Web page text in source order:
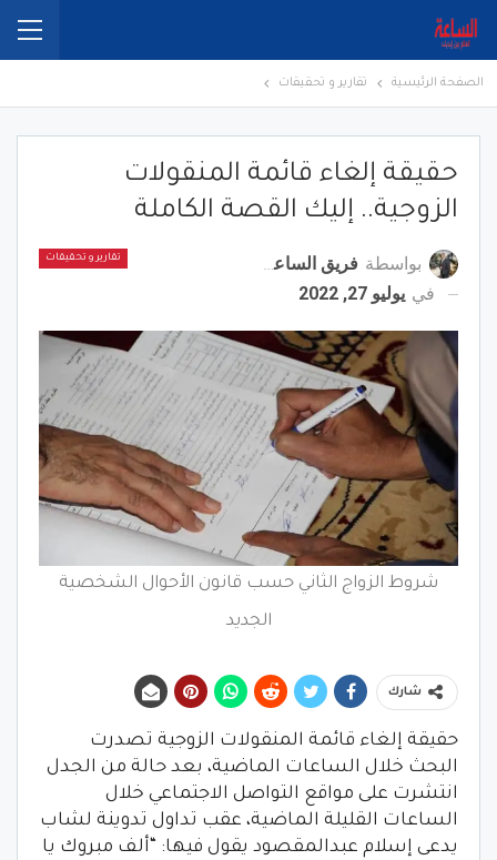
الصفحة الرئيسية تقارير و تحقيقات
حقيقة إلغاء قائمة المنقولات
الزوجية.. إليك القصة الكاملة
تقارير و تحقيقات بواسطة فريق الساعة برس
في يوليو 27, 2022
شروط الزواج الثاني حسب قانون الأحوال الشخصية
الجديد
شارك
حقيقة إلغاء قائمة المنقولات الزوجية تصدرت
البحث خلال الساعات الماضية، بعد حالة من الجدل
انتشرت على مواقع التواصل الاجتماعي خلال
الساعات القليلة الماضية، عقب تداول تدوينة لشاب
يدعى إسلام عبدالمقصود يقول فيها: “ألف مبروك يا